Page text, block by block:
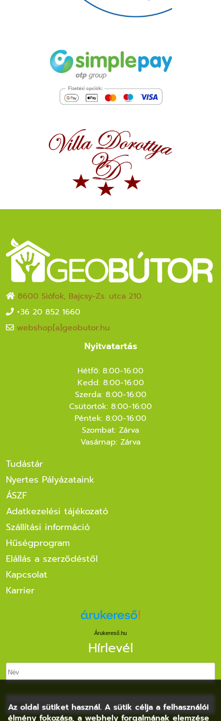
8600 Siófok, Bajcsy-Zs. utca 210.
+36 20 852 1660
webshop[a]geobutor.hu
Nyitvatartás
Hétfő: 8:00-16:00
Kedd: 8:00-16:00
Szerda: 8:00-16:00
Csütörtök: 8:00-16:00
Péntek: 8:00-16:00
Szombat: Zárva
Vasárnap: Zárva
Tudástár
Nyertes Pályázataink
ÁSZF
Adatkezelési tájékozató
Szállítási információ
Hűségprogram
Elállás a szerződéstől
Kapcsolat
Karrier
Árukereső.hu
Hírlevél
Az oldal sütiket használ. A sütik célja a felhasználói
élmény fokozása, a webhely forgalmának elemzése